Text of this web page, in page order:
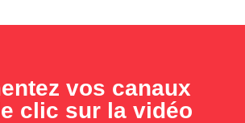
vos canaux
clic sur la vidéo